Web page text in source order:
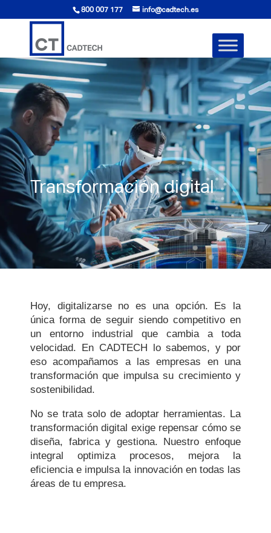
800 007 177 info@cadtech.es
Hoy, digitalizarse no es una opción. Es la
única forma de seguir siendo competitivo en
un entorno industrial que cambia a toda
velocidad. En CADTECH lo sabemos, y por
eso acompañamos a las empresas en una
transformación que impulsa su crecimiento y
sostenibilidad.
No se trata solo de adoptar herramientas. La
transformación digital exige repensar cómo se
diseña, fabrica y gestiona. Nuestro enfoque
integral optimiza procesos, mejora la
eficiencia e impulsa la innovación en todas las
áreas de tu empresa.
Transformación digital